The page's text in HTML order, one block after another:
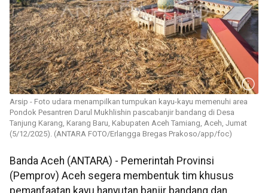
Arsip - Foto udara menampilkan tumpukan kayu-kayu memenuhi area
Pondok Pesantren Darul Mukhlishin pascabanjir bandang di Desa
Tanjung Karang, Karang Baru, Kabupaten Aceh Tamiang, Aceh, Jumat
(5/12/2025). (ANTARA FOTO/Erlangga Bregas Prakoso/app/foc)
Banda Aceh (ANTARA) - Pemerintah Provinsi
(Pemprov) Aceh segera membentuk tim khusus